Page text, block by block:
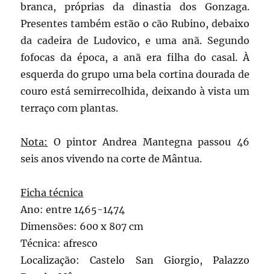
branca, próprias da dinastia dos Gonzaga.
Presentes também estão o cão Rubino, debaixo
da cadeira de Ludovico, e uma anã. Segundo
fofocas da época, a anã era filha do casal. À
esquerda do grupo uma bela cortina dourada de
couro está semirrecolhida, deixando à vista um
terraço com plantas.
Nota: O pintor Andrea Mantegna passou 46
seis anos vivendo na corte de Mântua.
Ficha técnica
Ano: entre 1465-1474
Dimensões: 600 x 807 cm
Técnica: afresco
Localização: Castelo San Giorgio, Palazzo